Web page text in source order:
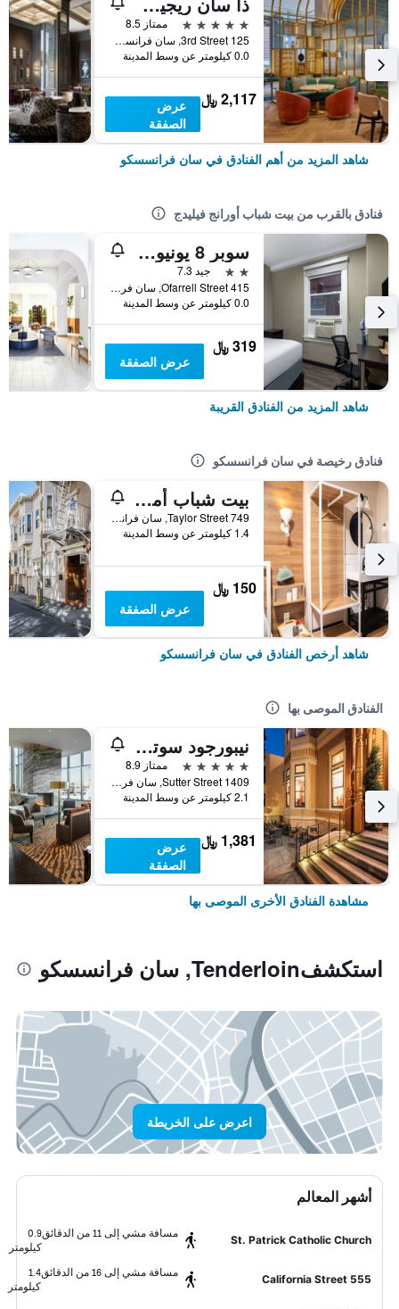
5 نجوم
ممتاز 8.5
125 3rd Street, سان فرانسسكو, CA, الولايات المتحدة الأميريكية
0.0 كيلومتر عن وسط المدينة
2,117 ﷼
عرض
الصفقة
شاهد المزيد من أهم الفنادق في سان فرانسسكو
فنادق بالقرب من بيت شباب أورانج فيليدج
سوبر 8 يونيون سكوير
2 نجمتين
جيد 7.3
415 Ofarrell Street, سان فرانسسكو, CA, الولايات المتحدة الأميريكية
0.0 كيلومتر عن وسط المدينة
319 ﷼
عرض الصفقة
شاهد المزيد من الفنادق القريبة
فنادق رخيصة في سان فرانسسكو
بيت شباب أمستردام
749 Taylor Street, سان فرانسسكو, CA, الولايات المتحدة الأميريكية
1.4 كيلومتر عن وسط المدينة
150 ﷼
عرض الصفقة
شاهد أرخص الفنادق في سان فرانسسكو
الفنادق الموصى بها
نيبورجود سوتر مانشن
5 نجوم
ممتاز 8.9
1409 Sutter Street, سان فرانسسكو, CA, الولايات المتحدة الأميريكية
2.1 كيلومتر عن وسط المدينة
1,381 ﷼
عرض
الصفقة
مشاهدة الفنادق الأخرى الموصى بها
استكشفTenderloin, سان فرانسسكو
اعرض على الخريطة
أشهر المعالم
St. Patrick Catholic Church
مسافة مشي إلى 11 من الدقائق
0.9
كيلومتر
555 California Street
مسافة مشي إلى 16 من الدقائق
1.4
كيلومتر